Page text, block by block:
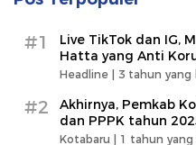
#1
Live TikTok dan IG,
Hatta yang Anti
Headline | 3 tahun yang
#2
Akhirnya, Pemkab
dan PPPK tahun
Kotabaru | 1 tahun yang